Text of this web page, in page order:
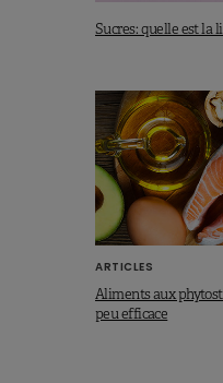
Sucres: quelle est la
ARTICLES
Aliments aux
peu efficace